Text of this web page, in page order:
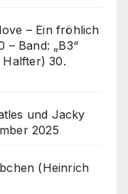
– Ein fröhlich
Band: „B3“
Halfter) 30.
und Jacky
2025
(Heinrich